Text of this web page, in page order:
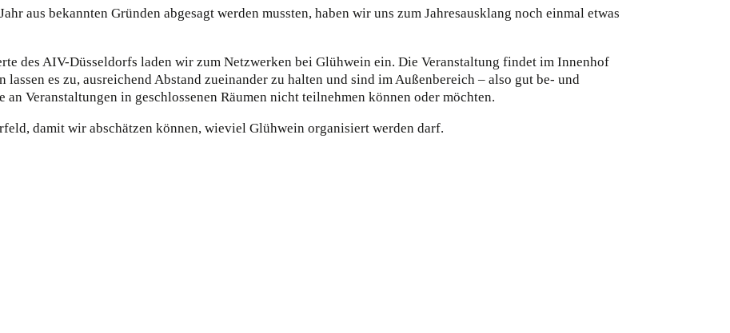
aus bekannten Gründen abgesagt werden mussten, haben wir uns zum Jahresausklang noch einmal etwas
des AIV-Düsseldorfs laden wir zum Netzwerken bei Glühwein ein. Die Veranstaltung findet im Innenhof
es zu, ausreichend Abstand zueinander zu halten und sind im Außenbereich – also gut be- und
Veranstaltungen in geschlossenen Räumen nicht teilnehmen können oder möchten.
damit wir abschätzen können, wieviel Glühwein organisiert werden darf.